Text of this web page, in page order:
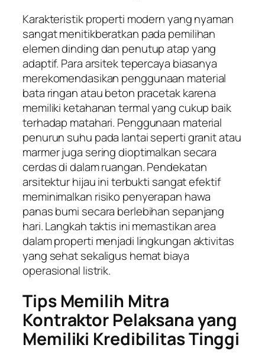
Karakteristik properti modern yang nyaman
sangat menitikberatkan pada pemilihan
elemen dinding dan penutup atap yang
adaptif. Para arsitek tepercaya biasanya
merekomendasikan penggunaan material
bata ringan atau beton pracetak karena
memiliki ketahanan termal yang cukup baik
terhadap matahari. Penggunaan material
penurun suhu pada lantai seperti granit atau
marmer juga sering dioptimalkan secara
cerdas di dalam ruangan. Pendekatan
arsitektur hijau ini terbukti sangat efektif
meminimalkan risiko penyerapan hawa
panas bumi secara berlebihan sepanjang
hari. Langkah taktis ini memastikan area
dalam properti menjadi lingkungan aktivitas
yang sehat sekaligus hemat biaya
operasional listrik.
Tips Memilih Mitra
Kontraktor Pelaksana yang
Memiliki Kredibilitas Tinggi